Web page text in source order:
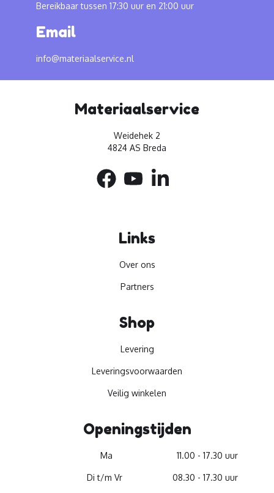
Bereikbaar tussen 17:30 uur en 21:00 uur
Email
info@materiaalservice.nl
Materiaalservice
Weidehek 2
4824 AS Breda
Links
Over ons
Partners
Shop
Levering
Leveringsvoorwaarden
Veilig winkelen
Openingstijden
Ma 11.00 - 17.30 uur
Di t/m Vr 08.30 - 17.30 uur